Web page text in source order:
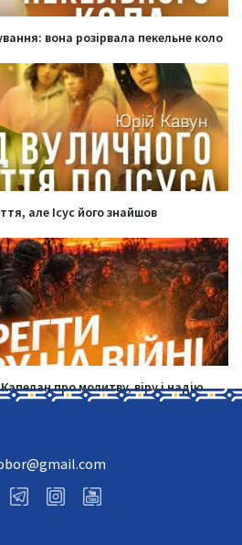
вона розірвала пекельне коло
але Ісус його знайшов
про молитву, віру і надію